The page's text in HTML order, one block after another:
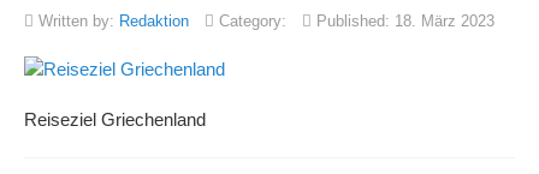
Written by: Redaktion Category: Published: 18. März 2023
Reiseziel Griechenland